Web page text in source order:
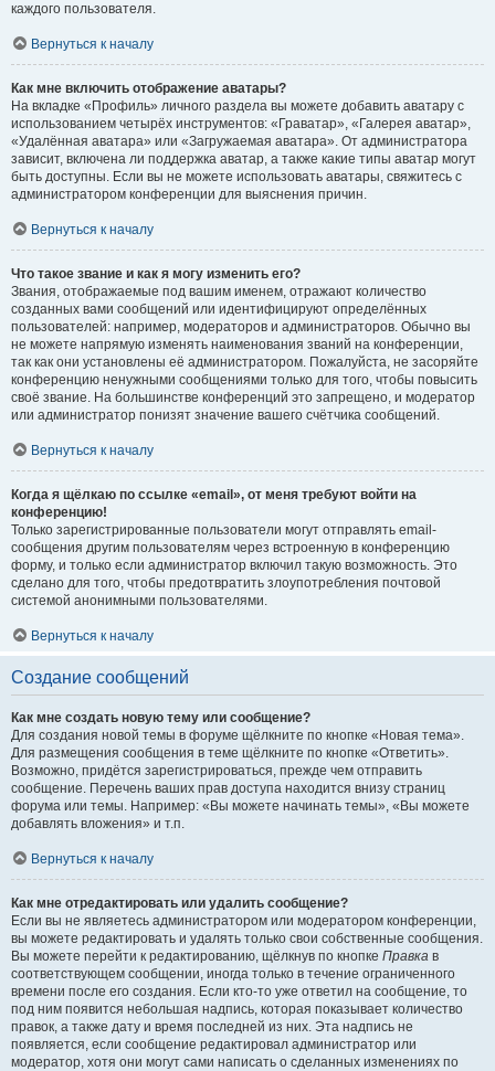
каждого пользователя.
Вернуться к началу
Как мне включить отображение аватары?
На вкладке «Профиль» личного раздела вы можете добавить аватару с
использованием четырёх инструментов: «Граватар», «Галерея аватар»,
«Удалённая аватара» или «Загружаемая аватара». От администратора
зависит, включена ли поддержка аватар, а также какие типы аватар могут
быть доступны. Если вы не можете использовать аватары, свяжитесь с
администратором конференции для выяснения причин.
Вернуться к началу
Что такое звание и как я могу изменить его?
Звания, отображаемые под вашим именем, отражают количество
созданных вами сообщений или идентифицируют определённых
пользователей: например, модераторов и администраторов. Обычно вы
не можете напрямую изменять наименования званий на конференции,
так как они установлены её администратором. Пожалуйста, не засоряйте
конференцию ненужными сообщениями только для того, чтобы повысить
своё звание. На большинстве конференций это запрещено, и модератор
или администратор понизят значение вашего счётчика сообщений.
Вернуться к началу
Когда я щёлкаю по ссылке «email», от меня требуют войти на
конференцию!
Только зарегистрированные пользователи могут отправлять email-
сообщения другим пользователям через встроенную в конференцию
форму, и только если администратор включил такую возможность. Это
сделано для того, чтобы предотвратить злоупотребления почтовой
системой анонимными пользователями.
Вернуться к началу
Создание сообщений
Как мне создать новую тему или сообщение?
Для создания новой темы в форуме щёлкните по кнопке «Новая тема».
Для размещения сообщения в теме щёлкните по кнопке «Ответить».
Возможно, придётся зарегистрироваться, прежде чем отправить
сообщение. Перечень ваших прав доступа находится внизу страниц
форума или темы. Например: «Вы можете начинать темы», «Вы можете
добавлять вложения» и т.п.
Вернуться к началу
Как мне отредактировать или удалить сообщение?
Если вы не являетесь администратором или модератором конференции,
вы можете редактировать и удалять только свои собственные сообщения.
Вы можете перейти к редактированию, щёлкнув по кнопке Правка в
соответствующем сообщении, иногда только в течение ограниченного
времени после его создания. Если кто-то уже ответил на сообщение, то
под ним появится небольшая надпись, которая показывает количество
правок, а также дату и время последней из них. Эта надпись не
появляется, если сообщение редактировал администратор или
модератор, хотя они могут сами написать о сделанных изменениях по